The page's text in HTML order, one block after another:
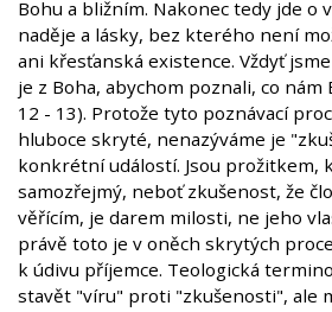
Bohu a bližním. Nakonec tedy jde o
naděje a lásky, bez kterého není
ani křesťanská existence. Vždyť
je z Boha, abychom poznali, co nám
12 - 13). Protože tyto poznávací
hluboce skryté, nenazýváme je
konkrétní událostí. Jsou prožitkem,
samozřejmý, neboť zkušenost, že
věřícím, je darem milosti, ne jeho
právě toto je v oněch skrytých
k údivu příjemce. Teologická
stavět "víru" proti "zkušenosti", ale